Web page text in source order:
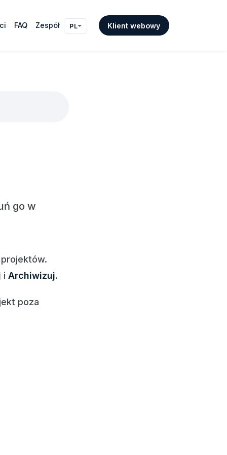
FAQ Zespół PL Klient webowy
go w
i Archiwizuj.
poza